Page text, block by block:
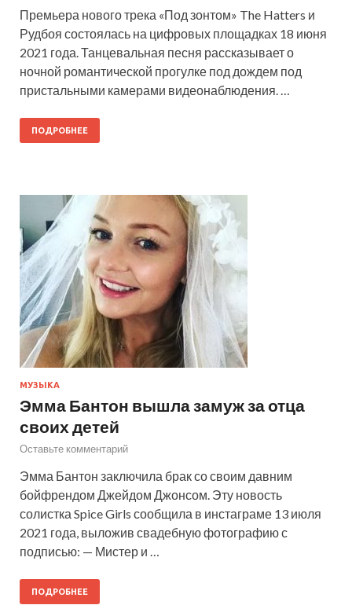
Премьера нового трека «Под зонтом» The Hatters и
Рудбоя состоялась на цифровых площадках 18 июня
2021 года. Танцевальная песня рассказывает о
ночной романтической прогулке под дождем под
пристальными камерами видеонаблюдения. …
ПОДРОБНЕЕ
МУЗЫКА
Эмма Бантон вышла замуж за отца
своих детей
Оставьте комментарий
Эмма Бантон заключила брак со своим давним
бойфрендом Джейдом Джонсом. Эту новость
солистка Spice Girls сообщила в инстаграме 13 июля
2021 года, выложив свадебную фотографию с
подписью: — Мистер и …
ПОДРОБНЕЕ